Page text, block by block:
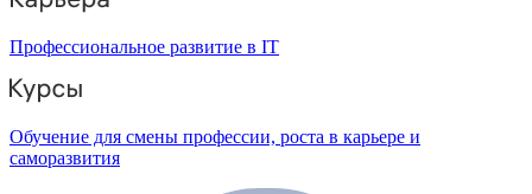
Профессиональное развитие в IT
Обучение для смены профессии, роста в карьере и
саморазвития